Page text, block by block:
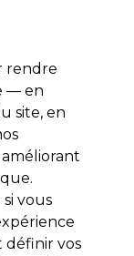
et Matériel
rendre
— en
site, en
vous
définir vos